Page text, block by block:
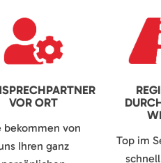
VOR ORT
bekommen von
Ihren ganz
Top im